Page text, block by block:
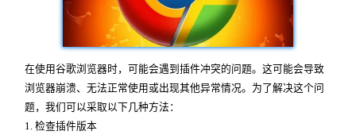
在使用谷歌浏览器时，可能会遇到插件冲突的问题。这可能会导致
浏览器崩溃、无法正常使用或出现其他异常情况。为了解决这个问
题，我们可以采取以下几种方法：
1. 检查插件版本